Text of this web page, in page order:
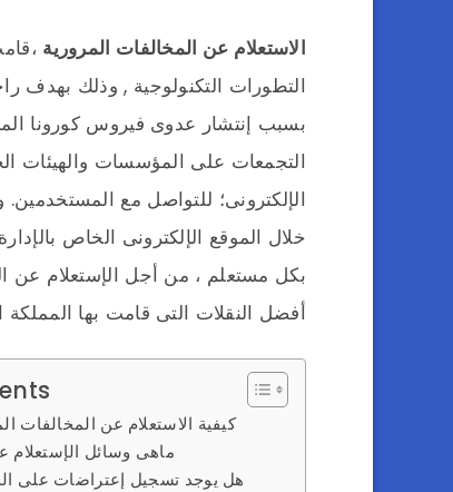
الاستعلام عن المخالفات المرورية
التطورات التكنولوجية , وذلك بهدف
بسبب إنتشار عدوى فيروس كورونا
التجمعات على المؤسسات والهيئات
الإلكترونى؛ للتواصل مع
خلال الموقع الإلكترونى الخاص
بكل مستعلم ، من أجل الإستعلام عن
أفضل النقلات التى قامت بها
كيفية الاستعلام عن المخالفات
ماهى وسائل الإستعلام
هل يوجد تسجيل إعتراضات على